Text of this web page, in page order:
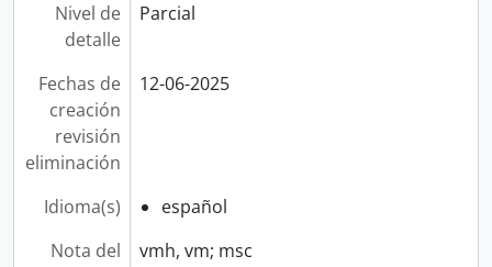
Nivel de
detalle
Parcial
Fechas de
creación
revisión
eliminación
12-06-2025
Idioma(s)
español
Nota del
vmh, vm; msc